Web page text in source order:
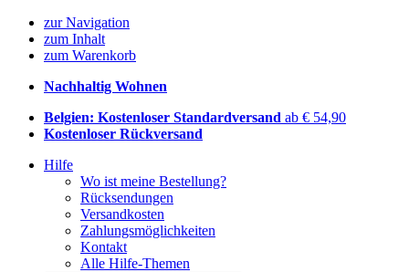
zur Navigation
zum Inhalt
zum Warenkorb
Nachhaltig Wohnen
Belgien: Kostenloser Standardversand ab € 54,90
Kostenloser Rückversand
Hilfe
Wo ist meine Bestellung?
Rücksendungen
Versandkosten
Zahlungsmöglichkeiten
Kontakt
Alle Hilfe-Themen